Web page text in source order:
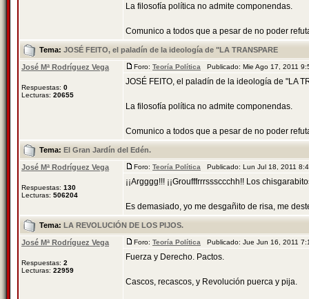
La filosofía política no admite componendas.
Comunico a todos que a pesar de no poder
Tema: JOSÉ FEITO, el paladín de la ideología de "LA TRANSPARE
José Mª Rodríguez Vega
Respuestas: 0
Lecturas: 20655
Foro: Teoría Política Publicado: Mie Ago 17, 2011
JOSÉ FEITO, el paladín de la ideología de "LA
La filosofía política no admite componendas.
Comunico a todos que a pesar de no poder
Tema: El Gran Jardín del Edén.
José Mª Rodríguez Vega
Respuestas: 130
Lecturas: 506204
Foro: Teoría Política Publicado: Lun Jul 18, 2011
¡¡Argggg!!! ¡¡Groufffrrrsssccchh!! Los
Es demasiado, yo me desgañito de risa, me
Tema: LA REVOLUCIÓN DE LOS PIJOS.
José Mª Rodríguez Vega
Respuestas: 2
Lecturas: 22959
Foro: Teoría Política Publicado: Jue Jun 16, 2011
Fuerza y Derecho. Pactos.
Cascos, recascos, y Revolución puerca y pija.